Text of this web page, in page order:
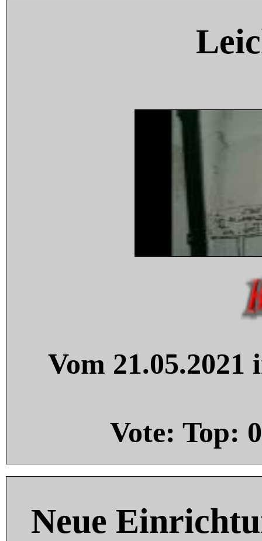
Vom
Vote: Top: 0
Neue